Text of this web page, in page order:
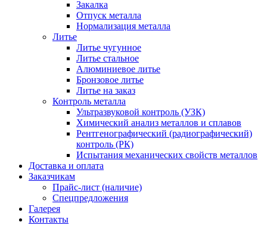
Закалка
Отпуск металла
Нормализация металла
Литье
Литье чугунное
Литье стальное
Алюминиевое литье
Бронзовое литье
Литье на заказ
Контроль металла
Ультразвуковой контроль (УЗК)
Химический анализ металлов и сплавов
Рентгенографический (радиографический)
контроль (РК)
Испытания механических свойств металлов
Доставка и оплата
Заказчикам
Прайс-лист (наличие)
Спецпредложения
Галерея
Контакты